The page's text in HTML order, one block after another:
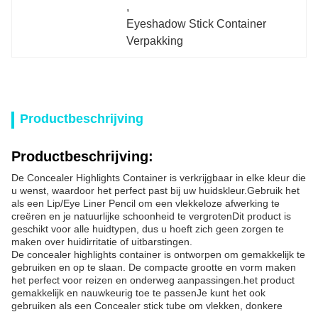
,
Eyeshadow Stick Container
Verpakking
Productbeschrijving
Productbeschrijving:
De Concealer Highlights Container is verkrijgbaar in elke kleur die
u wenst, waardoor het perfect past bij uw huidskleur.Gebruik het
als een Lip/Eye Liner Pencil om een vlekkeloze afwerking te
creëren en je natuurlijke schoonheid te vergrotenDit product is
geschikt voor alle huidtypen, dus u hoeft zich geen zorgen te
maken over huidirritatie of uitbarstingen.
De concealer highlights container is ontworpen om gemakkelijk te
gebruiken en op te slaan. De compacte grootte en vorm maken
het perfect voor reizen en onderweg aanpassingen.het product
gemakkelijk en nauwkeurig toe te passenJe kunt het ook
gebruiken als een Concealer stick tube om vlekken, donkere